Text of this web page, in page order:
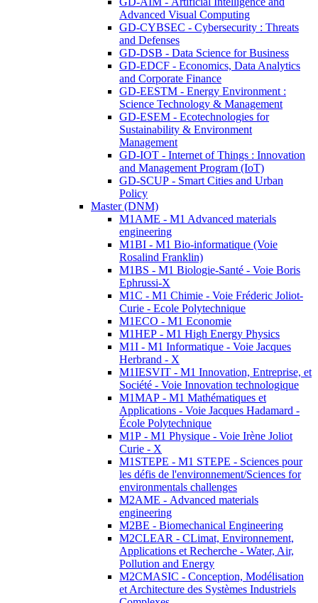
Advanced Visual Computing
GD-CYBSEC - Cybersecurity : Threats
and Defenses
GD-DSB - Data Science for Business
GD-EDCF - Economics, Data Analytics
and Corporate Finance
GD-EESTM - Energy Environment :
Science Technology & Management
GD-ESEM - Ecotechnologies for
Sustainability & Environment
Management
GD-IOT - Internet of Things : Innovation
and Management Program (IoT)
GD-SCUP - Smart Cities and Urban
Policy
Master (DNM)
M1AME - M1 Advanced materials
engineering
M1BI - M1 Bio-informatique (Voie
Rosalind Franklin)
M1BS - M1 Biologie-Santé - Voie Boris
Ephrussi-X
M1C - M1 Chimie - Voie Fréderic Joliot-
Curie - Ecole Polytechnique
M1ECO - M1 Economie
M1HEP - M1 High Energy Physics
M1I - M1 Informatique - Voie Jacques
Herbrand - X
M1IESVIT - M1 Innovation, Entreprise, et
Société - Voie Innovation technologique
M1MAP - M1 Mathématiques et
Applications - Voie Jacques Hadamard -
École Polytechnique
M1P - M1 Physique - Voie Irène Joliot
Curie - X
M1STEPE - M1 STEPE - Sciences pour
les défis de l'environnement/Sciences for
environmentals challenges
M2AME - Advanced materials
engineering
M2BE - Biomechanical Engineering
M2CLEAR - CLimat, Environnement,
Applications et Recherche - Water, Air,
Pollution and Energy
M2CMASIC - Conception, Modélisation
et Architecture des Systèmes Industriels